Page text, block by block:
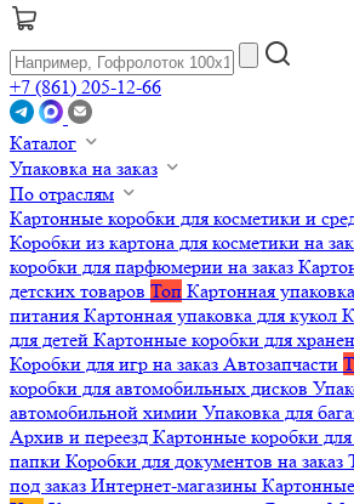
+7 (861) 205-12-66
Каталог
Упаковка на заказ
По отраслям
Картонные коробки для косметики и
Коробки из картона для косметики на
коробки для парфюмерии на заказ
детских товаров Топ Картонная
питания Картонная упаковка для кукол
для детей Картонные коробки для
Коробки для игр на заказ Автозапчасти
коробки для автомобильных дисков
автомобильной химии Упаковка для
Архив и переезд Картонные коробки для
папки Коробки для документов на заказ
под заказ Интернет-магазины